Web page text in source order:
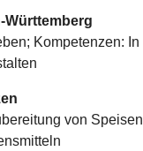
Württemberg
Kompetenzen: In
von